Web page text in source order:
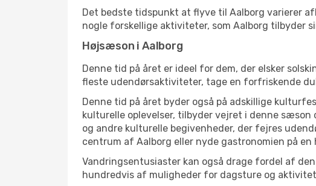
Det bedste tidspunkt at flyve til Aalborg varierer
nogle forskellige aktiviteter, som Aalborg tilbyder
Højsæson i Aalborg
Denne tid på året er ideel for dem, der elsker
fleste udendørsaktiviteter, tage en forfriskende
Denne tid på året byder også på adskillige
kulturelle oplevelser, tilbyder vejret i denne
og andre kulturelle begivenheder, der fejres
centrum af Aalborg eller nyde gastronomien på
Vandringsentusiaster kan også drage fordel af
hundredvis af muligheder for dagsture og